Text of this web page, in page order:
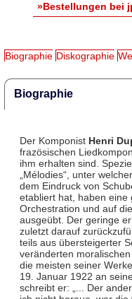
»Bestellungen bei
Biographie Diskographie
Biographie
Der Komponist Henri
frazösischen
ihm erhalten sind.
„Mélodies“, unter
dem Eindruck von
etabliert hat, haben
Orchestration und auf
ausgeübt. Der geringe
zuletzt darauf
teils aus übersteigerter
veränderten
die meisten seiner
19. Januar 1922 an
schreibt er: „... Der